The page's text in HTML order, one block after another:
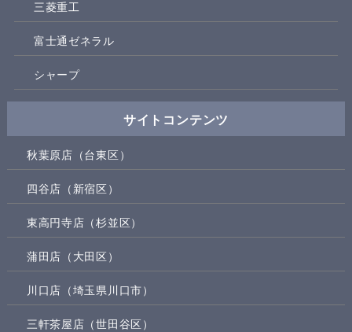
三菱重工
富士通ゼネラル
シャープ
サイトコンテンツ
秋葉原店（台東区）
四谷店（新宿区）
東高円寺店（杉並区）
蒲田店（大田区）
川口店（埼玉県川口市）
三軒茶屋店（世田谷区）